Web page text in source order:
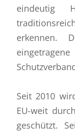
eindeutig
erkennen.
Seit 2010
EU-weit
geschützt.